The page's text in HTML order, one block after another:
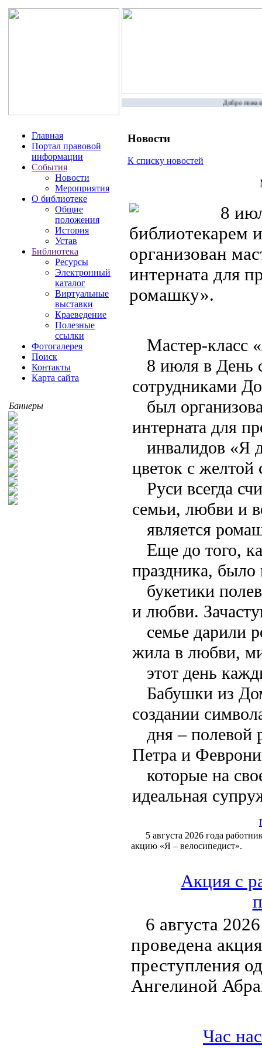
Добро
Главная
Портал правовой
информации
События
Новости
Мероприятия
О библиотеке
Общие
положения
История
Устав
Библиотека
Ресурсы
Электронный
каталог
Виртуальные
выставки
Краеведение
Полезные
ссылки
Фотогалерея
Поиск
Контакты
Карта сайта
Баннеры
Новости
К списку новостей
8
библиотекарем
организован
интерната для
ромашку».
Мастер-класс
8 июля в День
сотрудниками
был
интерната для
инвалидов «Я
цветок с желтой
Руси всегда
семьи, любви и
является
Еще до того,
праздника, было
букетики
и любви.
семье дарили
жила в любви,
этот день
Бабушки из
создании
дня –
Петра и
которые на
идеальная
5 августа 2026 года
акцию «Я – велосипедист».
Акция с
6 августа
проведена
преступления
Ангелиной
Час